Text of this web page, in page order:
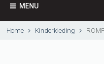
MENU
Home Kinderkleding